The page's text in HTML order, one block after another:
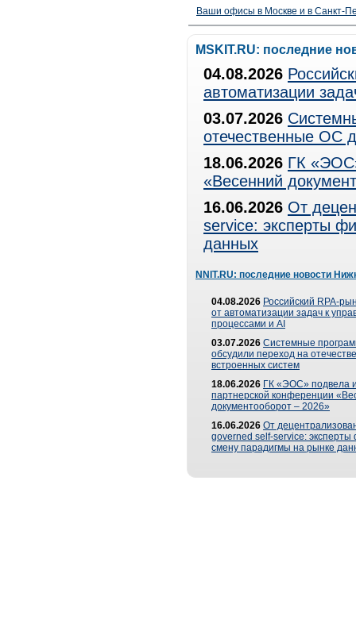
Ваши офисы в Москве и в Санкт-
MSKIT.RU: последние
04.08.2026
автоматизации
03.07.2026
отечественные ОС
18.06.2026 ГК
«Весенний
16.06.2026 От
service: эксперты
данных
NNIT.RU: последние новости
04.08.2026 Российский RPA-
от автоматизации задач к
процессами и AI
03.07.2026 Системные
обсудили переход на
встроенных систем
18.06.2026 ГК «ЭОС» подвела
партнерской конференции
документооборот – 2026»
16.06.2026 От
governed self-service: эксперты
смену парадигмы на рынке